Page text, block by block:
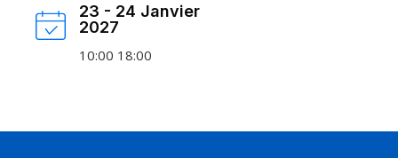
23 - 24 Janvier
2027
10:00 18:00